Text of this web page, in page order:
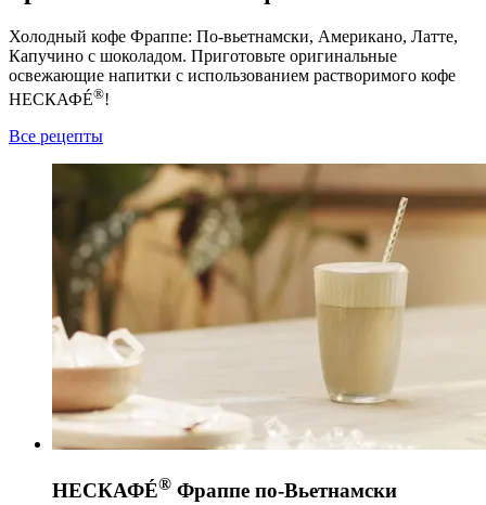
Холодный кофе Фраппе: По-вьетнамски, Американо, Латте,
Капучино с шоколадом. Приготовьте оригинальные
освежающие напитки с использованием растворимого кофе
НЕСКАФÉ®!
Все рецепты
НЕСКАФÉ® Фраппе по-Вьетнамски